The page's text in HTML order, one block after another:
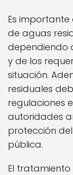
Es
de aguas
dependiendo
y de los
situación.
residuales
regulaciones
autoridades
protección
pública.
El